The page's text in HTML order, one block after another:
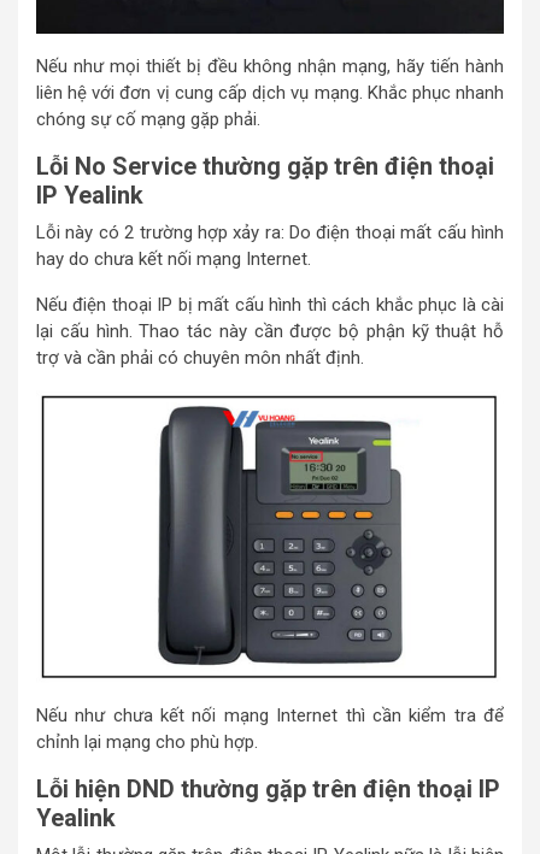
Nếu như mọi thiết bị đều không nhận mạng, hãy tiến hành
liên hệ với đơn vị cung cấp dịch vụ mạng. Khắc phục nhanh
chóng sự cố mạng gặp phải.
Lỗi No Service thường gặp trên điện thoại
IP Yealink
Lỗi này có 2 trường hợp xảy ra: Do điện thoại mất cấu hình
hay do chưa kết nối mạng Internet.
Nếu điện thoại IP bị mất cấu hình thì cách khắc phục là cài
lại cấu hình. Thao tác này cần được bộ phận kỹ thuật hỗ
trợ và cần phải có chuyên môn nhất định.
Nếu như chưa kết nối mạng Internet thì cần kiểm tra để
chỉnh lại mạng cho phù hợp.
Lỗi hiện DND thường gặp trên điện thoại IP
Yealink